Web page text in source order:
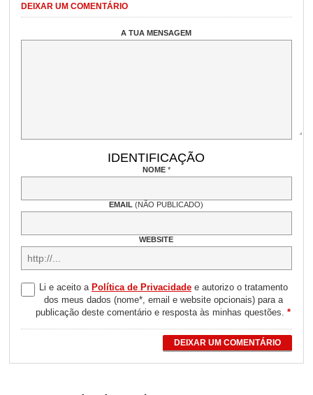
DEIXAR UM COMENTÁRIO
A TUA MENSAGEM
IDENTIFICAÇÃO
NOME *
EMAIL(NÃO PUBLICADO)
WEBSITE
Li e aceito a Política de Privacidadee autorizo o tratamento
dos meus dados (nome*, email e website opcionais) para a
publicação deste comentário e resposta às minhas questões.*
DEIXAR UM COMENTÁRIO